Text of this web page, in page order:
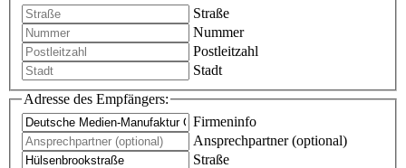
Straße
Nummer
Postleitzahl
Stadt
Adresse des Empfängers:
Firmeninfo
Ansprechpartner (optional)
Straße